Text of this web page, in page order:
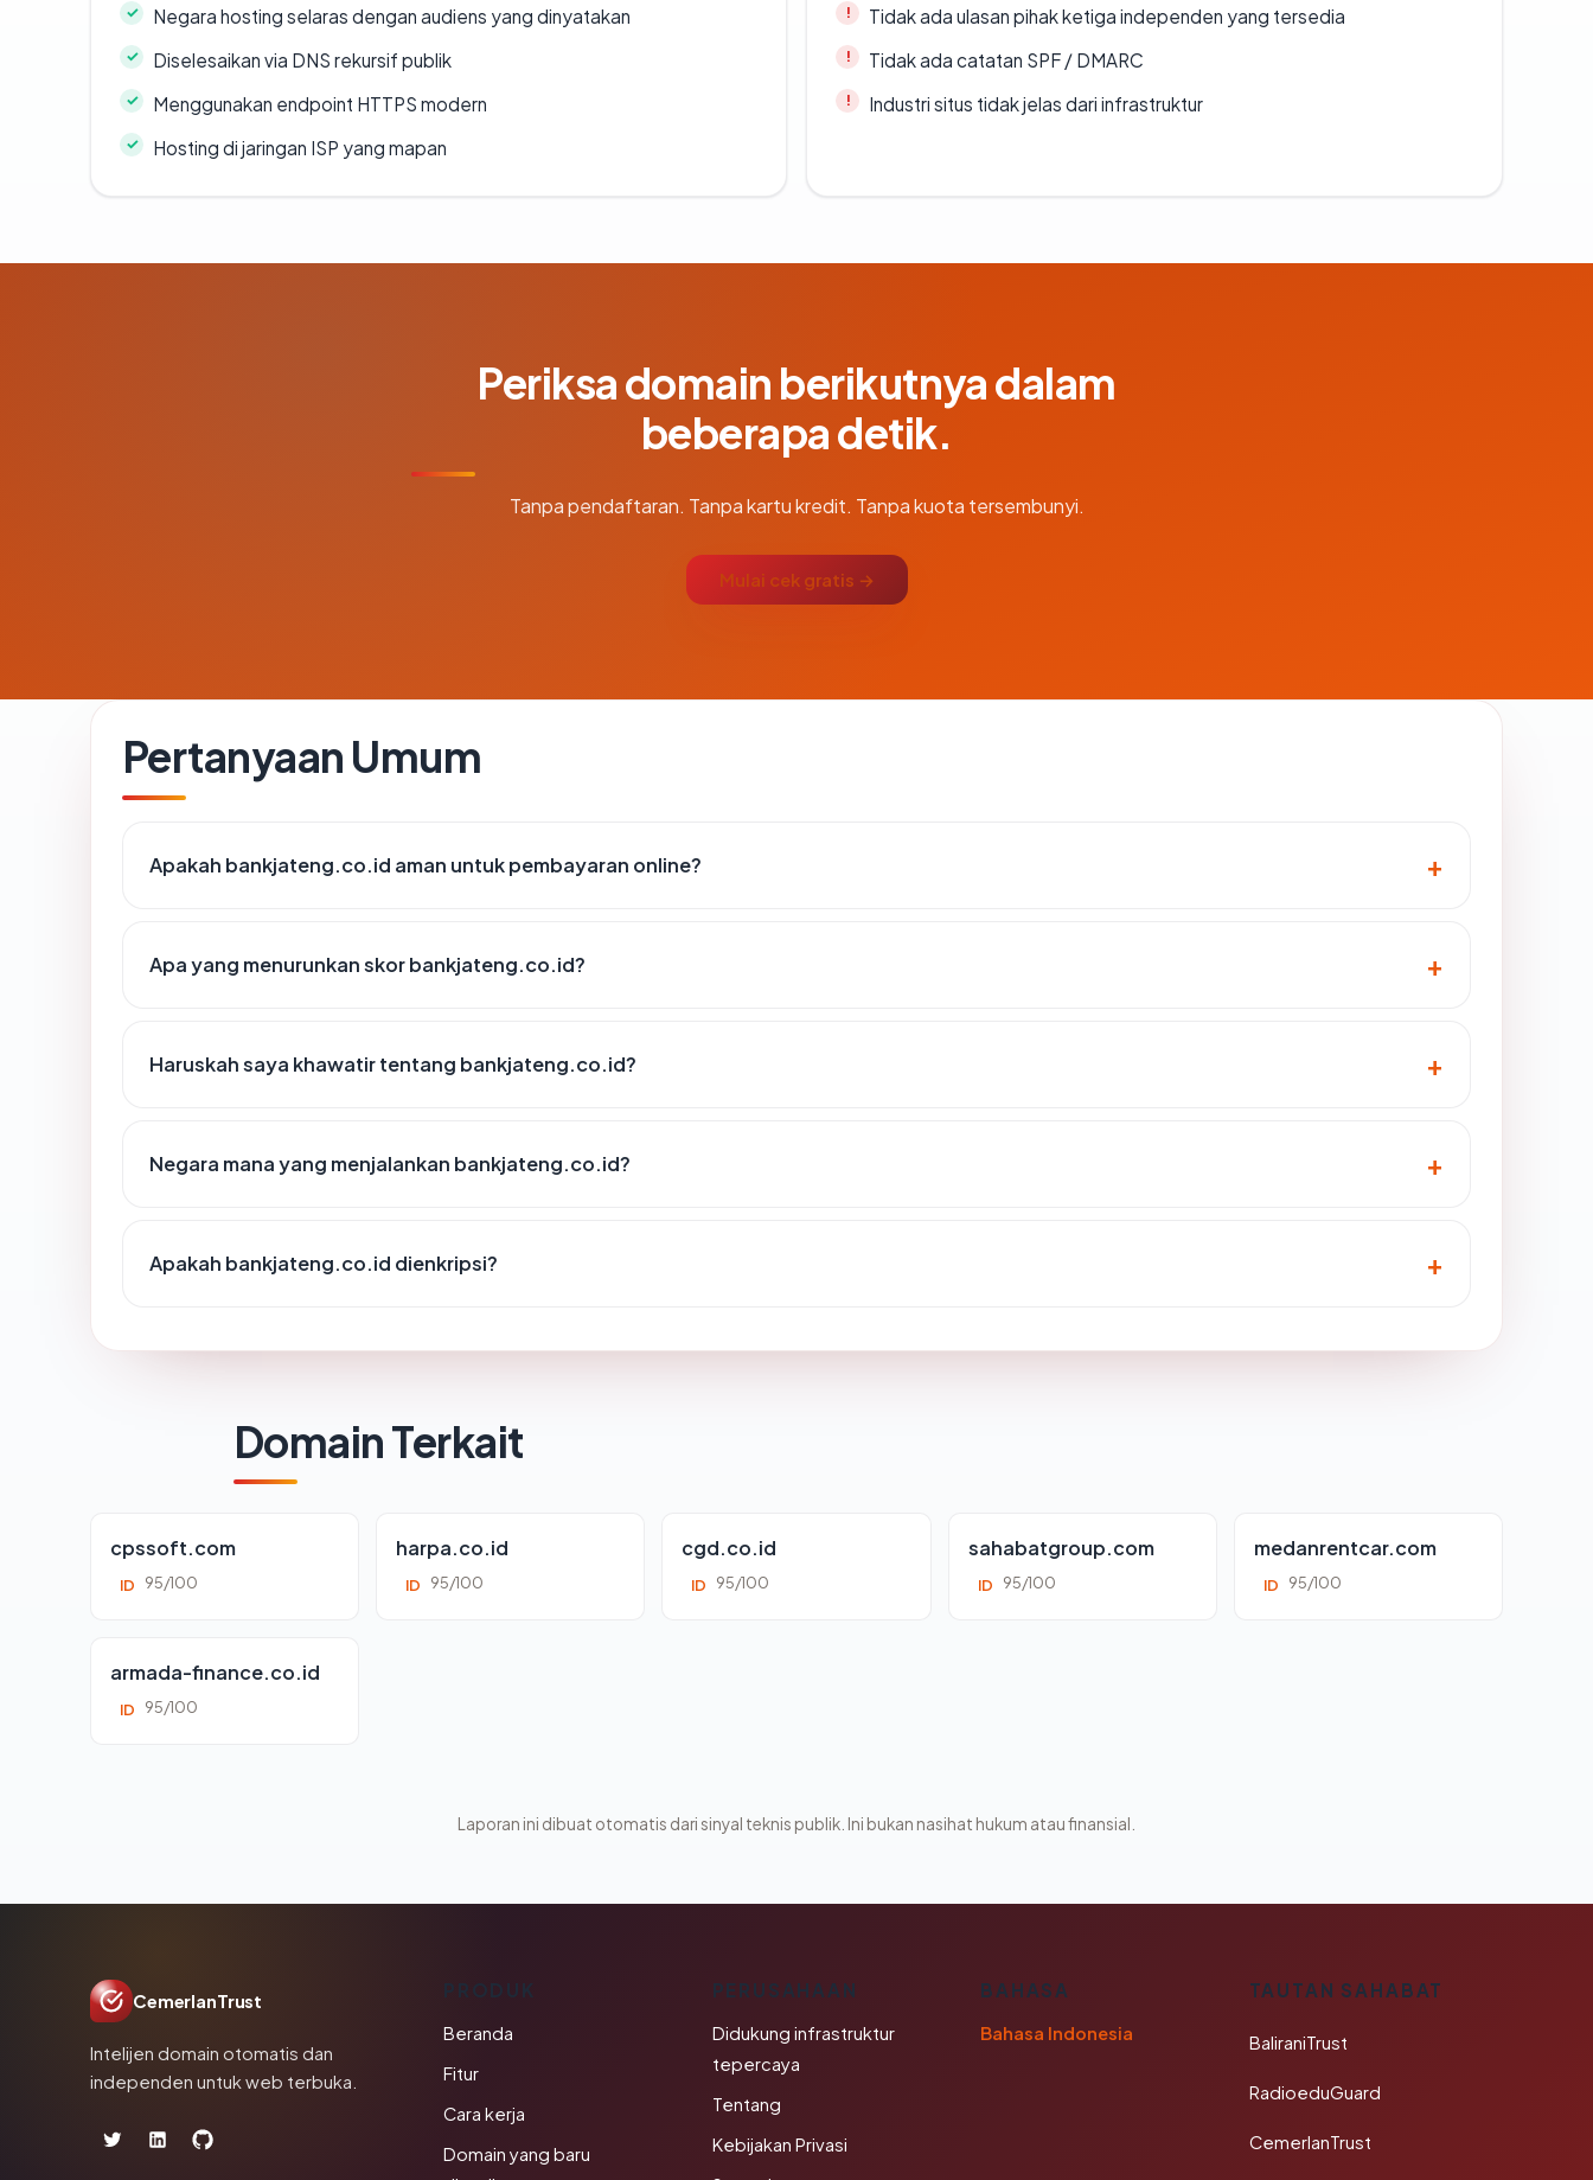
Negara hosting selaras dengan audiens yang dinyatakan
Diselesaikan via DNS rekursif publik
Menggunakan endpoint HTTPS modern
Hosting di jaringan ISP yang mapan
Tidak ada ulasan pihak ketiga independen yang tersedia
Tidak ada catatan SPF / DMARC
Industri situs tidak jelas dari infrastruktur
Periksa domain berikutnya dalam
beberapa detik.
Tanpa pendaftaran. Tanpa kartu kredit. Tanpa kuota tersembunyi.
Mulai cek gratis →
Pertanyaan Umum
Apakah bankjateng.co.id aman untuk pembayaran online?
Apa yang menurunkan skor bankjateng.co.id?
Haruskah saya khawatir tentang bankjateng.co.id?
Negara mana yang menjalankan bankjateng.co.id?
Apakah bankjateng.co.id dienkripsi?
Domain Terkait
cpssoft.com
ID 95/100
harpa.co.id
ID 95/100
cgd.co.id
ID 95/100
sahabatgroup.com
ID 95/100
medanrentcar.com
ID 95/100
armada-finance.co.id
ID 95/100
Laporan ini dibuat otomatis dari sinyal teknis publik. Ini bukan nasihat hukum atau finansial.
CemerlanTrust
Intelijen domain otomatis dan
independen untuk web terbuka.
Beranda
Fitur
Cara kerja
Domain yang baru
PERUSAHAAN
Didukung infrastruktur
tepercaya
Tentang
Kebijakan Privasi
BAHASA
Bahasa Indonesia
TAUTAN SAHABAT
BaliraniTrust
RadioeduGuard
CemerlanTrust